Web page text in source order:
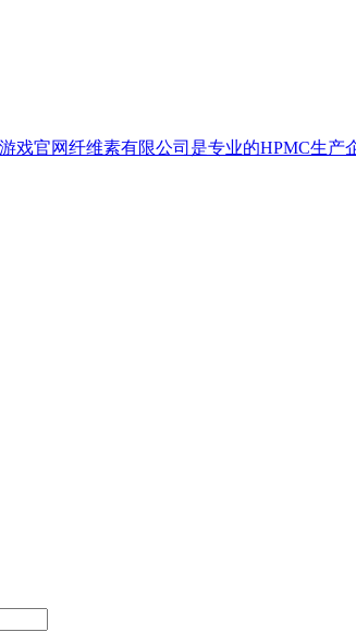
戏官网纤维素有限公司是专业的HPMC生产